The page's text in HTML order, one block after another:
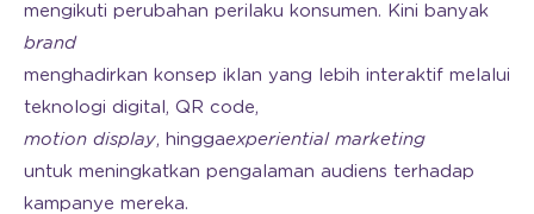
mengikuti perubahan perilaku konsumen. Kini banyak
brand
menghadirkan konsep iklan yang lebih interaktif melalui
teknologi digital, QR code,
motion display, hinggaexperiential marketing
untuk meningkatkan pengalaman audiens terhadap
kampanye mereka.